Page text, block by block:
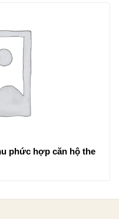
phức hợp căn hộ the